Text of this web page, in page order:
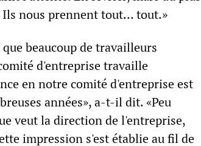
nous prennent tout... tout.»
beaucoup de travailleurs
d'entreprise travaille
en notre comité d'entreprise est
années», a-t-il dit. «Peu
veut la direction de l'entreprise,
impression s'est établie au fil de